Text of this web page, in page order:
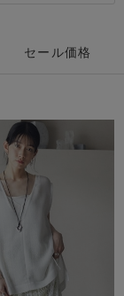
セール価格